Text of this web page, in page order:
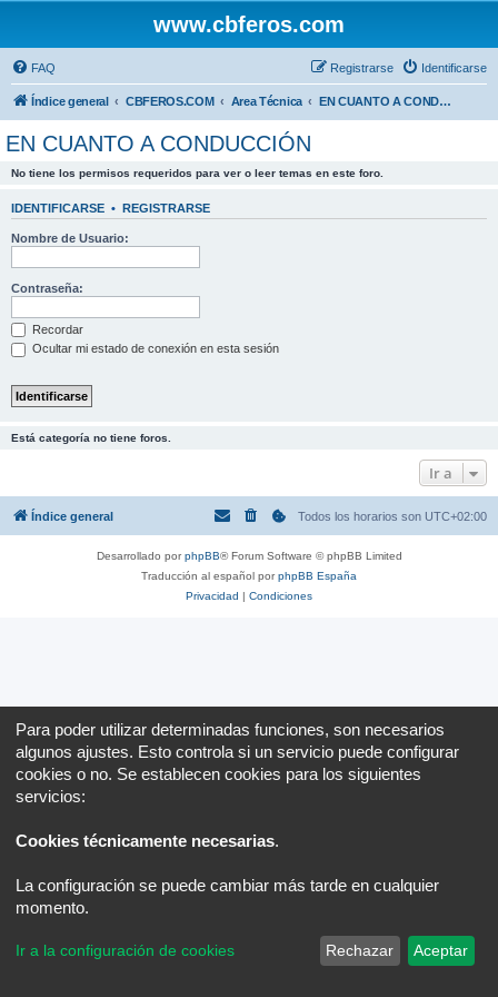
www.cbferos.com
FAQ Identificarse
Registrarse
Índice general CBFEROS.COM Area Técnica EN CUANTO A CONDUCCIÓN
EN CUANTO A CONDUCCIÓN
No tiene los permisos requeridos para ver o leer temas en este foro.
IDENTIFICARSE • REGISTRARSE
Nombre de Usuario:
Contraseña:
Recordar
Ocultar mi estado de conexión en esta sesión
Está categoría no tiene foros.
Ir a
Índice general Todos los horarios son UTC+02:00
Desarrollado porphpBB® Forum Software © phpBB Limited
Traducción al español porphpBB España
Privacidad | Condiciones
Para poder utilizar determinadas funciones, son necesarios
algunos ajustes. Esto controla si un servicio puede configurar
cookies o no. Se establecen cookies para los siguientes
servicios:
Cookies técnicamente necesarias.
La configuración se puede cambiar más tarde en cualquier
momento.
Ir a la configuración de cookies Rechazar Aceptar